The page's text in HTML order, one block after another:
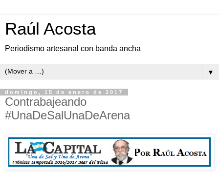
Raúl Acosta
Periodismo artesanal con banda ancha
▼
domingo, 15 de enero de 2017
Contrabajeando
#UnaDeSalUnaDeArena